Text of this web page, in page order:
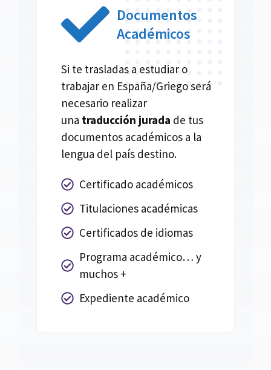
Documentos
Académicos
Si te trasladas a estudiar o
trabajar en España/Griego será
necesario realizar
una traducción jurada de tus
documentos académicos a la
lengua del país destino.
Certificado académicos
Titulaciones académicas
Certificados de idiomas
Programa académico… y
muchos +
Expediente académico